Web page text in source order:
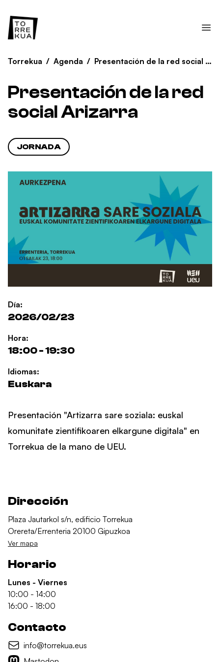
Torrekua / Agenda / Presentación de la red social Arizarra
Presentación de la red
social Arizarra
JORNADA
Día:
2026/02/23
Hora:
18:00 - 19:30
Idiomas:
Euskara
Presentación "Artizarra sare soziala: euskal
komunitate zientifikoaren elkargune digitala" en
Torrekua de la mano de UEU.
Dirección
Plaza Jautarkol s/n, edificio Torrekua
Orereta/Errenteria 20100 Gipuzkoa
Ver mapa
Horario
Lunes - Viernes
10:00 - 14:00
16:00 - 18:00
Contacto
info@torrekua.eus